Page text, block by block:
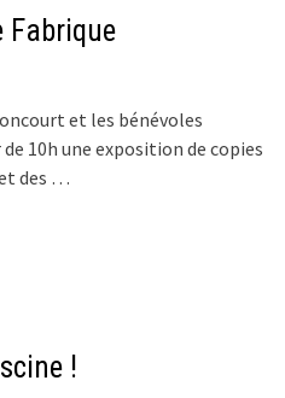
Fabrique
et les bénévoles
10h une exposition de copies
des …
!